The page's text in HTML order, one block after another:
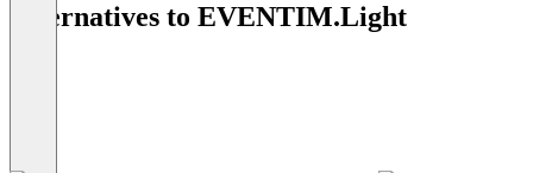
Alternatives to EVENTIM.Light